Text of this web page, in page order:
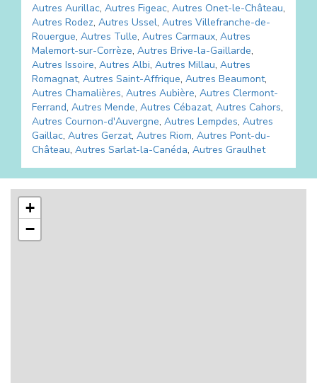
Autres Aurillac, Autres Figeac, Autres Onet-le-Château,
Autres Rodez, Autres Ussel, Autres Villefranche-de-
Rouergue, Autres Tulle, Autres Carmaux, Autres
Malemort-sur-Corrèze, Autres Brive-la-Gaillarde,
Autres Issoire, Autres Albi, Autres Millau, Autres
Romagnat, Autres Saint-Affrique, Autres Beaumont,
Autres Chamalières, Autres Aubière, Autres Clermont-
Ferrand, Autres Mende, Autres Cébazat, Autres Cahors,
Autres Cournon-d'Auvergne, Autres Lempdes, Autres
Gaillac, Autres Gerzat, Autres Riom, Autres Pont-du-
Château, Autres Sarlat-la-Canéda, Autres Graulhet
+
−